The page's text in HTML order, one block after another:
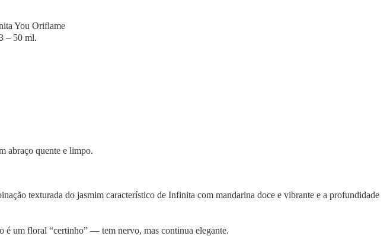
– 50 ml.
abraço quente e limpo.
texturada do jasmim característico de Infinita com mandarina doce e vibrante e a profundidade
é um floral “certinho” — tem nervo, mas continua elegante.